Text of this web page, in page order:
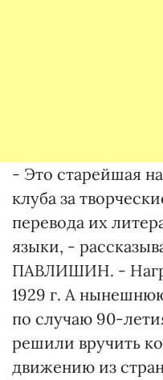
- Это старейшая
клуба за
перевода их
языки, -
ПАВЛИШИН. -
1929 г. А
по случаю 90-
решили вручить
движению из